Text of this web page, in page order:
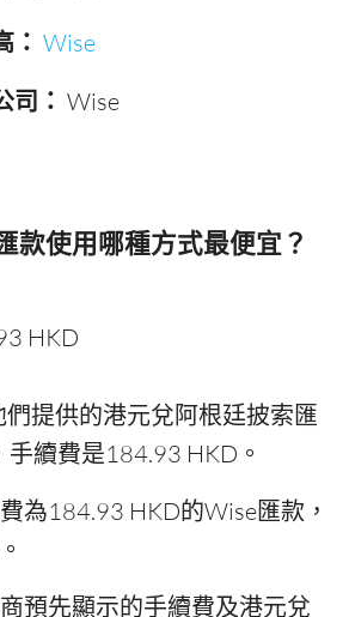
： Wise
司： Wise
款使用哪種方式最便宜？
HKD
提供的港元兌阿根廷披索匯
續費是184.93 HKD。
為184.93 HKD的Wise匯款，
預先顯示的手續費及港元兌